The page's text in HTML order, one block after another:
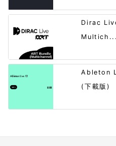
Dirac
Multich...
Ableton
(下載版)